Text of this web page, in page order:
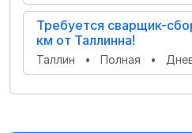
Требуется сварщик-
км от Таллинна!
Таллин • Полная •